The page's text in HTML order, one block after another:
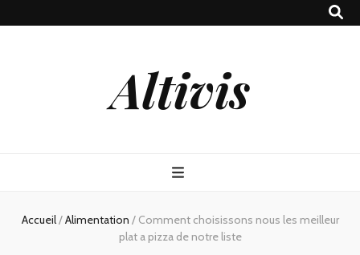
Altivis
Accueil/Alimentation / Comment choisissons nous les meilleur
plat a pizza de notre liste